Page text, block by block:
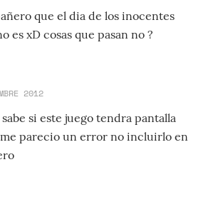
que el dia de los inocentes
es xD cosas que pasan no ?
2012
si este juego tendra pantalla
parecio un error no incluirlo en